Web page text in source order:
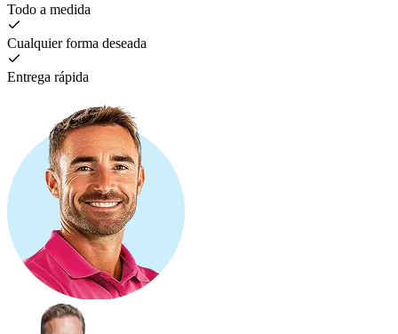
Todo a medida
Cualquier forma deseada
Entrega rápida